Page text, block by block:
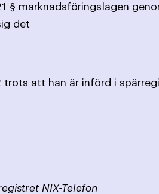
§ marknadsföringslagen
det
att han är införd i
NIX-Telefon